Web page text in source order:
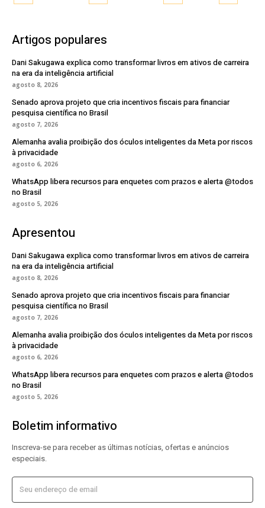
Artigos populares
Dani Sakugawa explica como transformar livros em ativos de carreira
na era da inteligência artificial
agosto 8, 2026
Senado aprova projeto que cria incentivos fiscais para financiar
pesquisa científica no Brasil
agosto 7, 2026
Alemanha avalia proibição dos óculos inteligentes da Meta por riscos
à privacidade
agosto 6, 2026
WhatsApp libera recursos para enquetes com prazos e alerta @todos
no Brasil
agosto 5, 2026
Apresentou
Dani Sakugawa explica como transformar livros em ativos de carreira
na era da inteligência artificial
agosto 8, 2026
Senado aprova projeto que cria incentivos fiscais para financiar
pesquisa científica no Brasil
agosto 7, 2026
Alemanha avalia proibição dos óculos inteligentes da Meta por riscos
à privacidade
agosto 6, 2026
WhatsApp libera recursos para enquetes com prazos e alerta @todos
no Brasil
agosto 5, 2026
Boletim informativo
Inscreva-se para receber as últimas notícias, ofertas e anúncios
especiais.